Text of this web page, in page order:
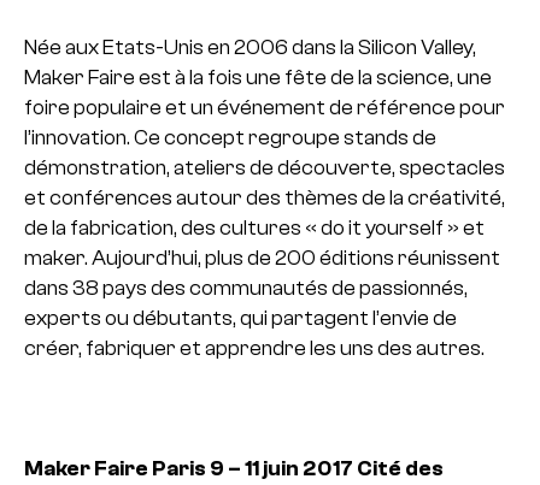
Née aux Etats-Unis en 2006 dans la Silicon Valley,
Maker Faire est à la fois une fête de la science, une
foire populaire et un événement de référence pour
l’innovation. Ce concept regroupe stands de
démonstration, ateliers de découverte, spectacles
et conférences autour des thèmes de la créativité,
de la fabrication, des cultures « do it yourself » et
maker. Aujourd’hui, plus de 200 éditions réunissent
dans 38 pays des communautés de passionnés,
experts ou débutants, qui partagent l’envie de
créer, fabriquer et apprendre les uns des autres.
Maker Faire Paris 9 – 11 juin 2017 Cité des